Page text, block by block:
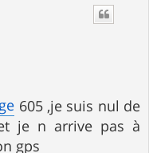
605 ,je suis nul de
je n arrive pas à
gps